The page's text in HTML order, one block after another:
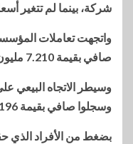
شركة، بينما لم تتغير أسعار 108
واتجهت تعاملات
صافي بقيمة 7.210 مليون جنيه وسط غياب لنشاط الأفراد.
وسيطر الاتجاه البيعي
وسجلوا صافي بقيمة 4.196 مليون جنيه،